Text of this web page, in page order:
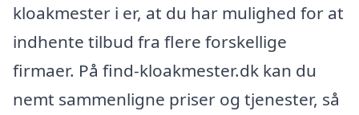
kloakmester i er, at du har mulighed for at
indhente tilbud fra flere forskellige
firmaer. På find-kloakmester.dk kan du
nemt sammenligne priser og tjenester, så